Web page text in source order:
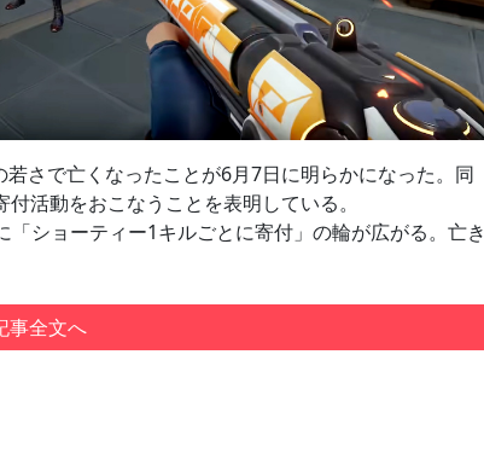
さで亡くなったことが6月7日に明らかになった。同
活動をおこなうことを表明している。
「ショーティー1キルごとに寄付」の輪が広がる。亡き
事全文へ